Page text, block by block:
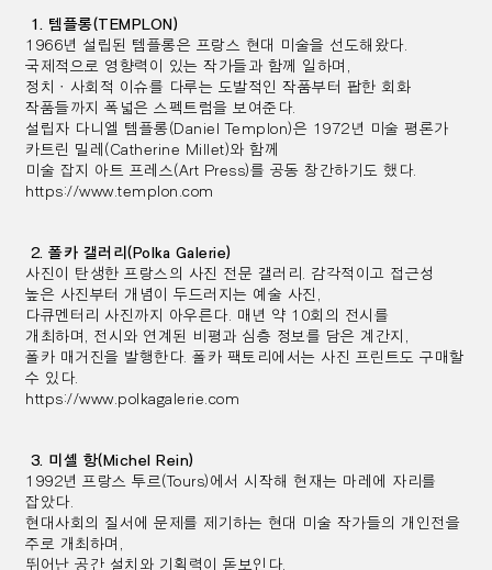
1. 템플롱(TEMPLON)
1966년 설립된 템플롱은 프랑스 현대 미술을 선도해왔다.
국제적으로 영향력이 있는 작가들과 함께 일하며,
정치ㆍ사회적 이슈를 다루는 도발적인 작품부터 팝한 회화
작품들까지 폭넓은 스펙트럼을 보여준다.
설립자 다니엘 템플롱(Daniel Templon)은 1972년 미술 평론가
카트린 밀레(Catherine Millet)와 함께
미술 잡지 아트 프레스(Art Press)를 공동 창간하기도 했다.
https://www.templon.com
2. 폴카 갤러리(Polka Galerie)
사진이 탄생한 프랑스의 사진 전문 갤러리. 감각적이고 접근성
높은 사진부터 개념이 두드러지는 예술 사진,
다큐멘터리 사진까지 아우른다. 매년 약 10회의 전시를
개최하며, 전시와 연계된 비평과 심층 정보를 담은 계간지,
폴카 매거진을 발행한다. 폴카 팩토리에서는 사진 프린트도 구매할
수 있다.
https://www.polkagalerie.com
3. 미셸 항(Michel Rein)
1992년 프랑스 투르(Tours)에서 시작해 현재는 마레에 자리를
잡았다.
현대사회의 질서에 문제를 제기하는 현대 미술 작가들의 개인전을
주로 개최하며,
뛰어난 공간 설치와 기획력이 돋보인다.